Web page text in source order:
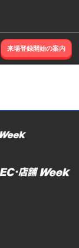
来場登録開始の案内